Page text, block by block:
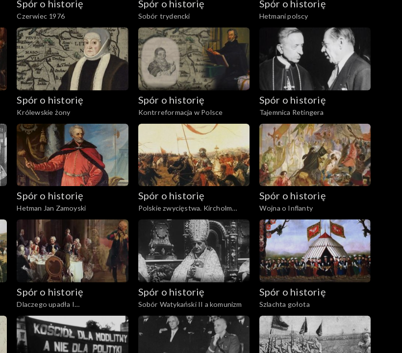
Spór o historię
Czerwiec 1976
Spór o historię
Sobór trydencki
Spór o historię
Hetmani polscy
Spór o historię
Królewskie żony
Spór o historię
Kontrreformacja w Polsce
Spór o historię
Tajemnica Retingera
Spór o historię
Hetman Jan Zamoyski
Spór o historię
Polskie zwycięstwa. Kircholm
1605
Spór o historię
Wojna o Inflanty
Spór o historię
Dlaczego upadła I
Rzeczpospolita?
Spór o historię
Sobór Watykański II a komunizm
Spór o historię
Szlachta gołota